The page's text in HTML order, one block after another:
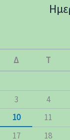
Δ Τ
3
4
10
11
17
18